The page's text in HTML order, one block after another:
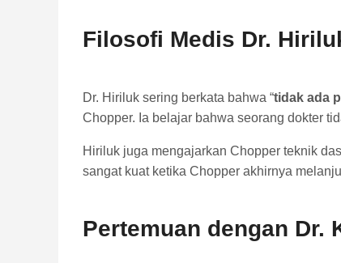
Filosofi Medis Dr.
Dr. Hiriluk sering berkata bahwa “tidak ada
Chopper. Ia belajar bahwa seorang dokter
Hiriluk juga mengajarkan Chopper teknik
sangat kuat ketika Chopper akhirnya
Pertemuan dengan Dr.